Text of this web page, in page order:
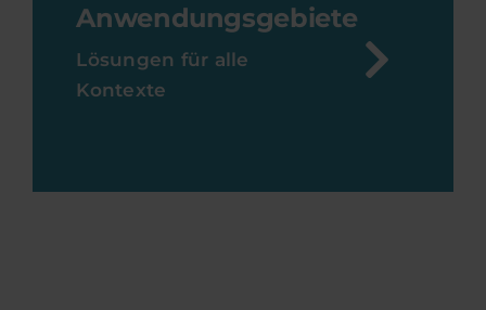
Anwendungsgebiete
Lösungen für alle
Kontexte